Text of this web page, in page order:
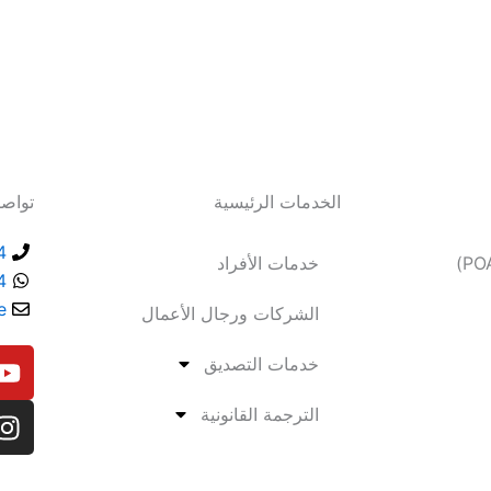
الخدمات الرئيسية
خدمات الأفراد
الشركات ورجال الأعمال
خدمات التصديق
الترجمة القانونية
I